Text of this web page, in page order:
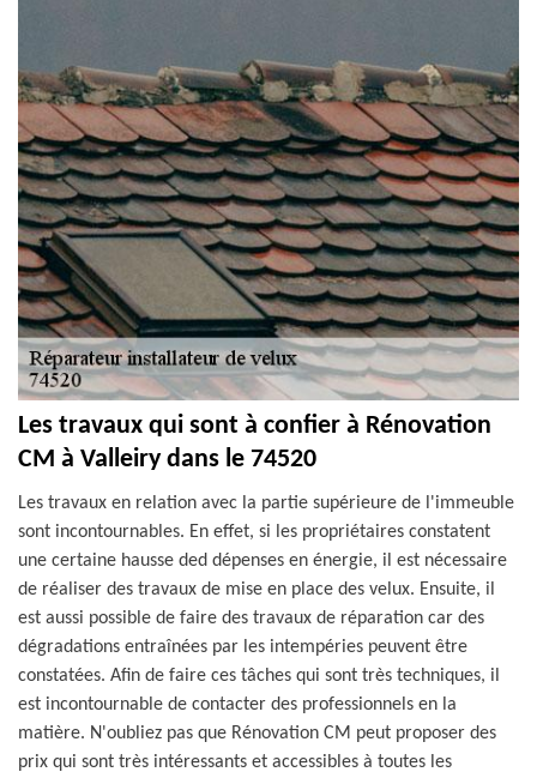
Les travaux qui sont à confier à Rénovation
CM à Valleiry dans le 74520
Les travaux en relation avec la partie supérieure de l'immeuble
sont incontournables. En effet, si les propriétaires constatent
une certaine hausse ded dépenses en énergie, il est nécessaire
de réaliser des travaux de mise en place des velux. Ensuite, il
est aussi possible de faire des travaux de réparation car des
dégradations entraînées par les intempéries peuvent être
constatées. Afin de faire ces tâches qui sont très techniques, il
est incontournable de contacter des professionnels en la
matière. N'oubliez pas que Rénovation CM peut proposer des
prix qui sont très intéressants et accessibles à toutes les